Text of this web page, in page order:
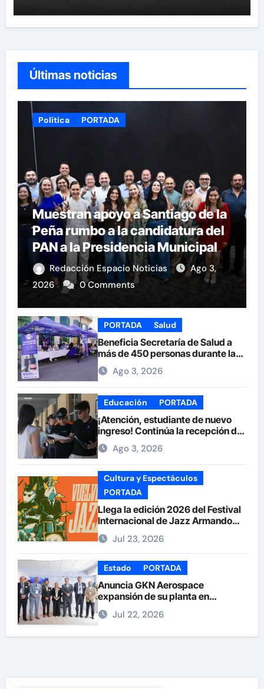
Últimas noticias
Política PORTADA
Muestran apoyo a Santiago de la
Peña rumbo a la candidatura del
PAN a la Presidencia Municipal
Redacción Espacio Noticias
Ago 3,
2026
0 Comments
PORTADA Salud
Beneficia Secretaría de Salud a
más de 450 personas durante la
Feria de la Salud en la Plaza de
ArmasAgo 3, 2026
Educación PORTADA
¡Atención, estudiante de nuevo
ingreso! Continúa la recepción de
documentos en la UACH.
Ago 3, 2026
Cultura y Espectáculos
PORTADA
Llega la edición 2026 del Festival
Internacional de Jazz Armando
Nuñez
Jul 23, 2026
Estado PORTADA
Anuncia GKN Aerospace
expansión de su planta en
Chihuahua
Jul 22, 2026